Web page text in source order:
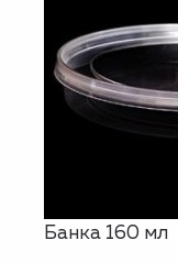
Банка 160 мл